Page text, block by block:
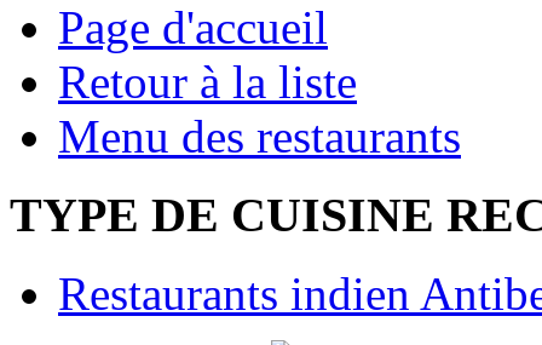
Page d'accueil
Retour à la liste
Menu des restaurants
TYPE DE CUISINE
Restaurants indien